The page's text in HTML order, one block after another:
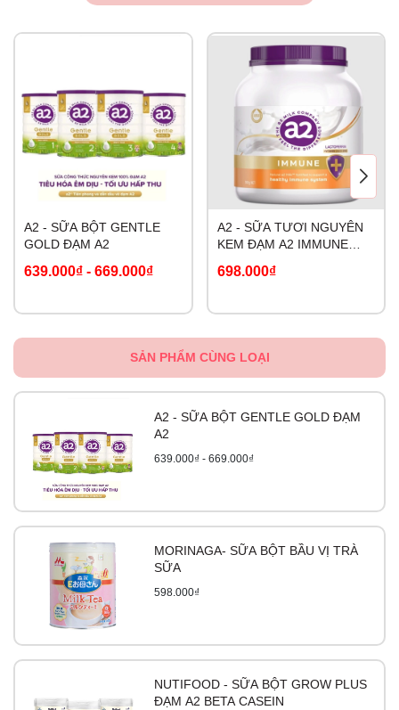
A2 - SỮA BỘT GENTLE
GOLD ĐẠM A2
639.000₫ - 669.000₫
A2 - SỮA TƯƠI NGUYÊN
KEM ĐẠM A2 IMMUNE
698.000₫
SẢN PHẨM CÙNG LOẠI
A2 - SỮA BỘT GENTLE GOLD ĐẠM
A2
639.000₫ - 669.000₫
MORINAGA- SỮA BỘT BẦU VỊ TRÀ
SỮA
598.000₫
NUTIFOOD - SỮA BỘT GROW PLUS
ĐẠM A2 BETA CASEIN